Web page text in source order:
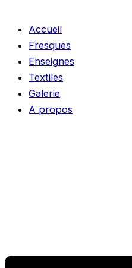
Accueil
Fresques
Enseignes
Textiles
Galerie
A propos